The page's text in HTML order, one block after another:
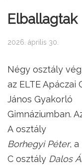
Elballagtak
2026. április 30.
Négy osztály
az ELTE Apáczai
János Gyakorló
Gimnáziumban.
A osztály
Borhegyi Péter, a
C osztály Dalos